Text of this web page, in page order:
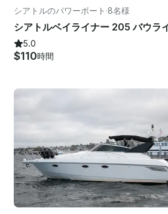
シアトルのパワーボート ·8名様
5.0
$110時間